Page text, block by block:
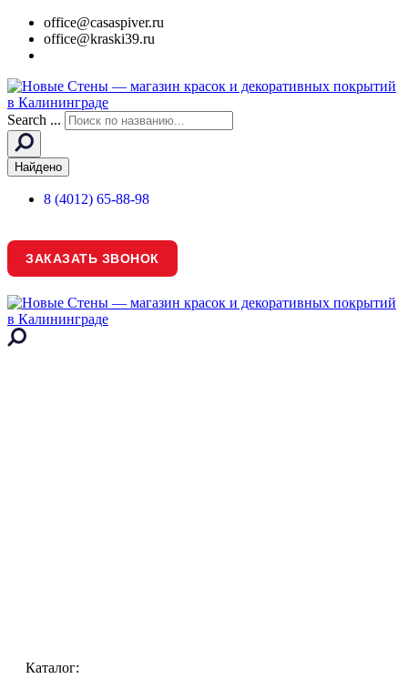
office@casaspiver.ru
office@kraski39.ru
Search ...
Найдено
8 (4012) 65-88-98
ЗАКАЗАТЬ ЗВОНОК
Каталог: